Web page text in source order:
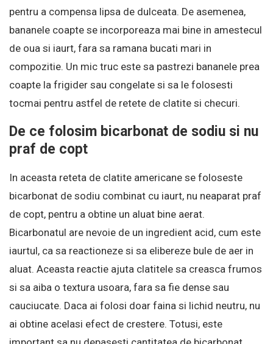
pentru a compensa lipsa de dulceata. De asemenea,
bananele coapte se incorporeaza mai bine in amestecul
de oua si iaurt, fara sa ramana bucati mari in
compozitie. Un mic truc este sa pastrezi bananele prea
coapte la frigider sau congelate si sa le folosesti
tocmai pentru astfel de retete de clatite si checuri.
De ce folosim bicarbonat de sodiu si nu
praf de copt
In aceasta reteta de clatite americane se foloseste
bicarbonat de sodiu combinat cu iaurt, nu neaparat praf
de copt, pentru a obtine un aluat bine aerat.
Bicarbonatul are nevoie de un ingredient acid, cum este
iaurtul, ca sa reactioneze si sa elibereze bule de aer in
aluat. Aceasta reactie ajuta clatitele sa creasca frumos
si sa aiba o textura usoara, fara sa fie dense sau
cauciucate. Daca ai folosi doar faina si lichid neutru, nu
ai obtine acelasi efect de crestere. Totusi, este